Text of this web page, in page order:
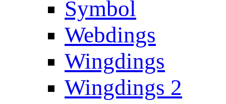
Symbol
Webdings
Wingdings
Wingdings 2